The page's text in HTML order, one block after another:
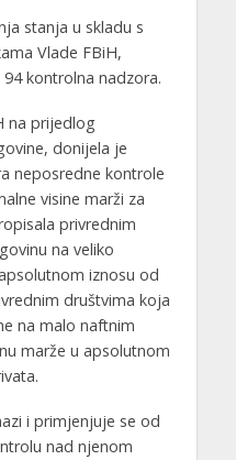
stanja u skladu s
Vlade FBiH,
kontrolna nadzora.
na prijedlog
donijela je
neposredne kontrole
visine marži za
privrednim
na veliko
iznosu od
društvima koja
na malo naftnim
marže u apsolutnom
i primjenjuje se od
nad njenom